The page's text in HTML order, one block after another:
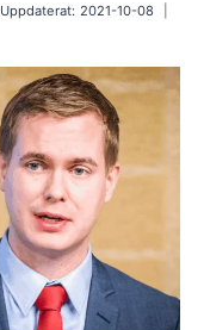
Uppdaterat: 2021-10-08